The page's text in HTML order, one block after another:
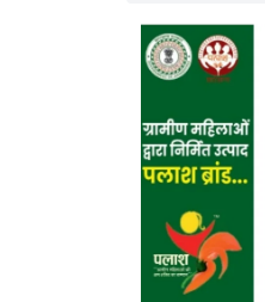
है.